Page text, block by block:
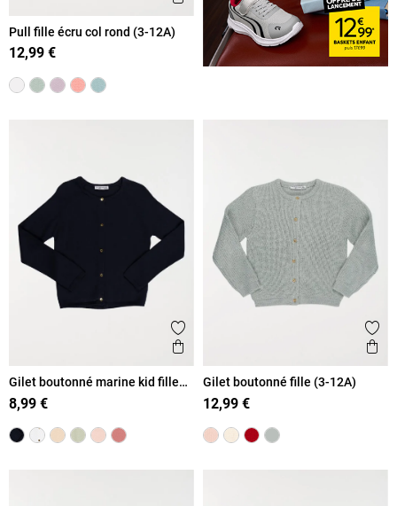
Pull fille écru col rond (3-12A)
12,99 €
Ajouter aux favoris
Aperçu rapide
Gilet boutonné marine kid fille
(3-12A)
8,99 €
Gilet boutonné fille (3-12A)
12,99 €